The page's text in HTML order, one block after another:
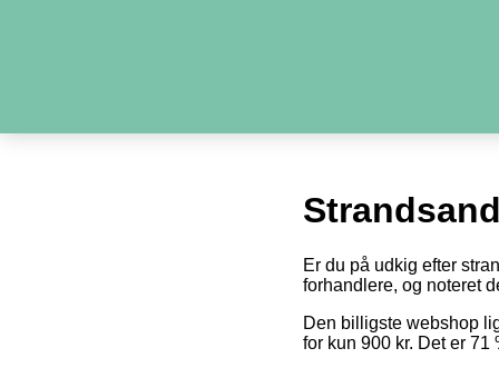
Er du på udkig efter
forhandlere, og noteret
Den billigste webshop
for kun 900 kr. Det er